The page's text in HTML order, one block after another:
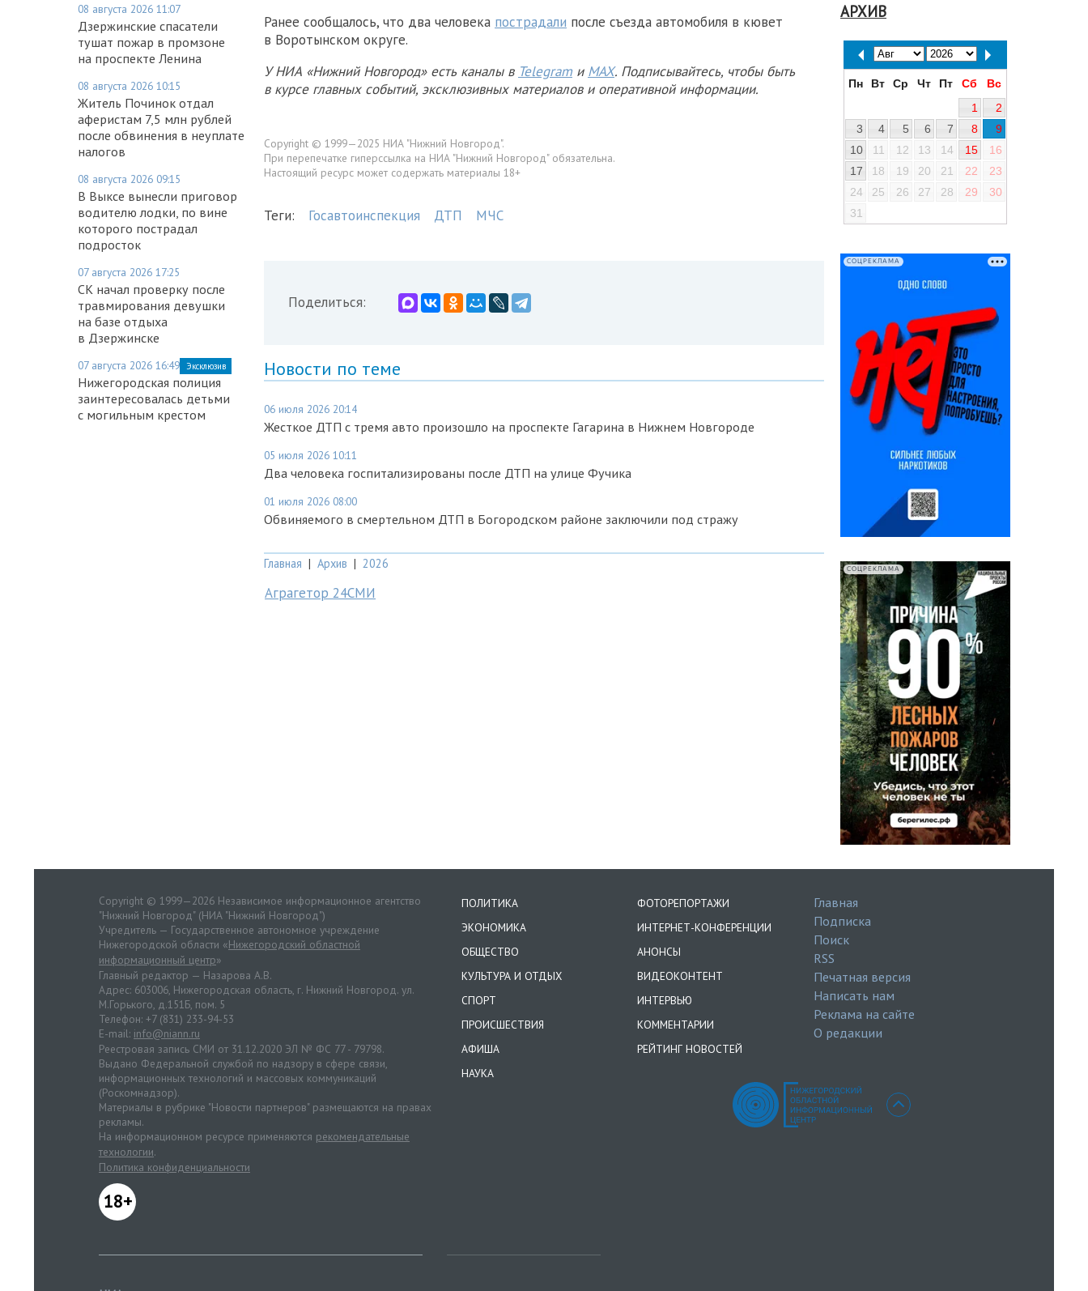
08 августа 2026 11:07
Дзержинские спасатели
тушат пожар в промзоне
на проспекте Ленина
08 августа 2026 10:15
Житель Починок отдал
аферистам 7,5 млн рублей
после обвинения в неуплате
налогов
08 августа 2026 09:15
В Выксе вынесли приговор
водителю лодки, по вине
которого пострадал
подросток
07 августа 2026 17:25
СК начал проверку после
травмирования девушки
на базе отдыха
в Дзержинске
07 августа 2026 16:49 Эксклюзив
Нижегородская полиция
заинтересовалась детьми
с могильным крестом
Ранее сообщалось, что два человека пострадали после съезда автомобиля в кювет
в Воротынском округе.
У НИА «Нижний Новгород» есть каналы в Telegram и MAX. Подписывайтесь, чтобы быть
в курсе главных событий, эксклюзивных материалов и оперативной информации.
Copyright © 1999—2025 НИА "Нижний Новгород".
При перепечатке гиперссылка на НИА "Нижний Новгород" обязательна.
Настоящий ресурс может содержать материалы 18+
Теги: Госавтоинспекция ДТП МЧС
Поделиться:
Новости по теме
06 июля 2026 20:14
Жесткое ДТП с тремя авто произошло на проспекте Гагарина в Нижнем Новгороде
05 июля 2026 10:11
Два человека госпитализированы после ДТП на улице Фучика
01 июля 2026 08:00
Обвиняемого в смертельном ДТП в Богородском районе заключили под стражу
Главная | Архив | 2026
Аграгетор 24СМИ
АРХИВ
Пн Вт Ср Чт Пт Сб
Вс
1
2
3
4 5 6 7 8
9
10
11 12 13 14 15
16
17
18 19 20 21 22
23
24
25 26 27 28 29
30
31
СОЦРЕКЛАМА
СОЦРЕКЛАМА
Copyright © 1999—2026 Независимое информационное агентство
"Нижний Новгород" (НИА "Нижний Новгород")
Учредитель — Государственное автономное учреждение
Нижегородской области «Нижегородский областной
информационный центр»
Главный редактор — Назарова А.В.
Адрес: 603006, Нижегородская область, г. Нижний Новгород. ул.
М.Горького, д.151Б, пом. 5
Телефон: +7 (831) 233-94-53
E-mail: info@niann.ru
Реестровая запись СМИ от 31.12.2020 ЭЛ № ФС 77 - 79798.
Выдано Федеральной службой по надзору в сфере связи,
информационных технологий и массовых коммуникаций
(Роскомнадзор).
Материалы в рубрике "Новости партнеров" размещаются на правах
рекламы.
На информационном ресурсе применяются рекомендательные
технологии.
Политика конфиденциальности
18+
ПОЛИТИКА
ЭКОНОМИКА
ОБЩЕСТВО
КУЛЬТУРА И ОТДЫХ
СПОРТ
ПРОИСШЕСТВИЯ
АФИША
НАУКА
ФОТОРЕПОРТАЖИ
ИНТЕРНЕТ-КОНФЕРЕНЦИИ
АНОНСЫ
ВИДЕОКОНТЕНТ
ИНТЕРВЬЮ
КОММЕНТАРИИ
РЕЙТИНГ НОВОСТЕЙ
Главная
Подписка
Поиск
RSS
Печатная версия
Написать нам
Реклама на сайте
О редакции